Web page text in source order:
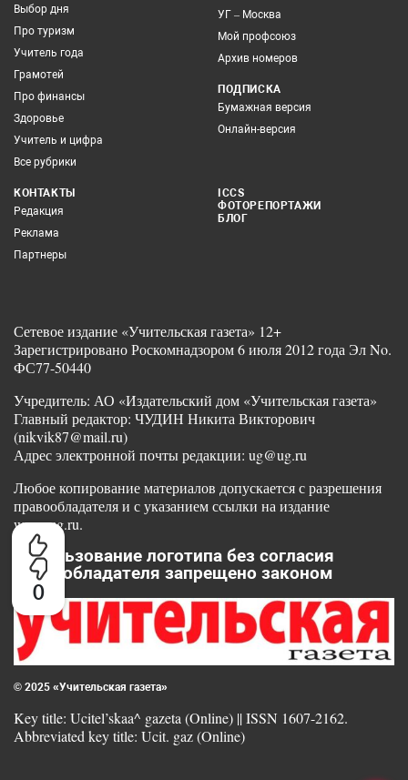
0
Выбор дня
Про туризм
Учитель года
Грамотей
Про финансы
Здоровье
Учитель и цифра
Все рубрики
УГ – Москва
Мой профсоюз
Архив номеров
ПОДПИСКА
Бумажная версия
Онлайн-версия
КОНТАКТЫ
Редакция
Реклама
Партнеры
ICCS
ФОТОРЕПОРТАЖИ
БЛОГ
Сетевое издание «Учительская газета» 12+
Зарегистрировано Роскомнадзором 6 июля 2012 года Эл No.
ФС77-50440
Учредитель: АО «Издательский дом «Учительская газета»
Главный редактор: ЧУДИН Никита Викторович
(nikvik87@mail.ru)
Адрес электронной почты редакции: ug@ug.ru
Любое копирование материалов допускается с разрешения
правообладателя и с указанием ссылки на издание
www.ug.ru.
Использование логотипа без согласия
правообладателя запрещено законом
© 2025 «Учительская газета»
Key title: Ucitel’skaa^ gazeta (Online) || ISSN 1607-2162.
Abbreviated key title: Ucit. gaz (Online)